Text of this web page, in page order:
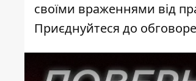
своїми враженнями від
Приєднуйтеся до